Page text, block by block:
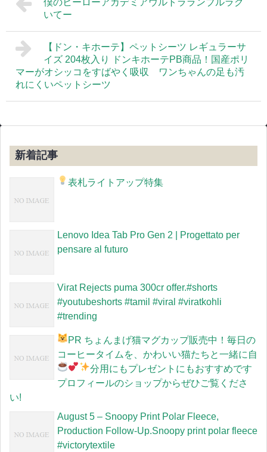
僕のヒーローアカデミアウルトラランブルラグ
いてー
【ドン・キホーテ】ペットシーツ レギュラーサ
イズ 204枚入り ドンキホーテPB商品！国産ポリ
マーがオシッコをすばやく吸収 ワンちゃんの足も汚
れにくいペットシーツ
新着記事
表札ライトアップ特集
Lenovo Idea Tab Pro Gen 2 | Progettato per
pensare al futuro
Virat Rejects puma 300cr offer.#shorts
#youtubeshorts #tamil #viral #viratkohli
#trending
PR ちょんまげ猫マグカップ販売中！毎日の
コーヒータイムを、かわいい猫たちと一緒に 自
分用にもプレゼントにもおすすめです
プロフィールのショップからぜひご覧くださ
い!
August 5 – Snoopy Print Polar Fleece,
Production Follow-Up.Snoopy print polar fleece
#victorytextile